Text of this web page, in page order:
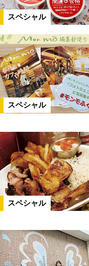
スペシャル
スペシャル
スペシャル